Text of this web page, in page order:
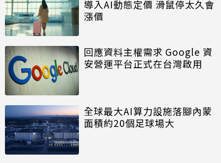
導入AI動態定價 滑鼠停太久會
漲價
回應資料主權需求 Google 資
安營運平台正式在台灣啟用
全球最大AI算力設施落腳內蒙
面積約20個足球場大